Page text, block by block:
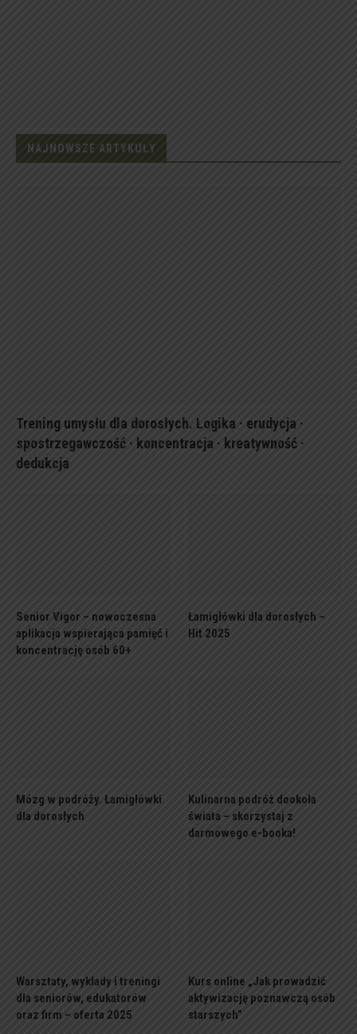
NAJNOWSZE ARTYKUŁY
Trening umysłu dla dorosłych. Logika · erudycja ·
spostrzegawczość · koncentracja · kreatywność ·
dedukcja
Senior Vigor – nowoczesna
aplikacja wspierająca pamięć i
koncentrację osób 60+
Łamigłówki dla dorosłych –
Hit 2025
Mózg w podróży. Łamigłówki
dla dorosłych
Kulinarna podróż dookoła
świata – skorzystaj z
darmowego e-booka!
Warsztaty, wykłady i treningi
dla seniorów, edukatorów
oraz firm – oferta 2025
Kurs online „Jak prowadzić
aktywizację poznawczą osób
starszych”